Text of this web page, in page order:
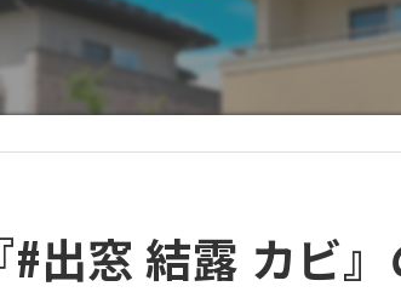
賃貸住宅のカビ
『またか…』の天
カビと結露対策
押入れ・収納・クロ
漏水
雨
部
出窓 結露 カビ